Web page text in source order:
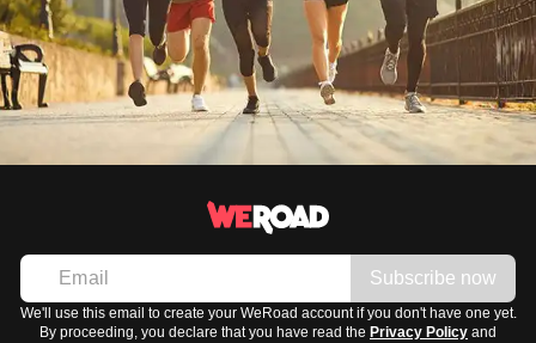
Subscribe now
We'll use this email to create your WeRoad account if you don't have one yet.
By proceeding, you declare that you have read the Privacy Policy and